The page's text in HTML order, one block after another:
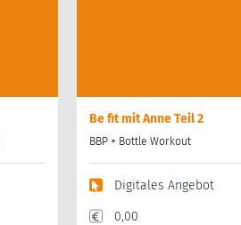
Be fit mit Anne Teil 2
BBP + Bottle Workout
Digitales Angebot
0,00